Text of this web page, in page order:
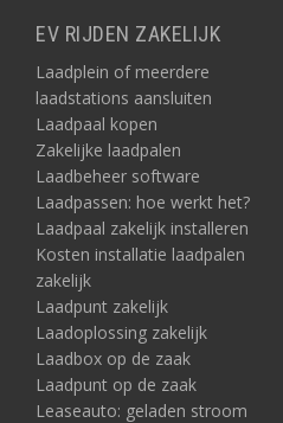
EV RIJDEN ZAKELIJK
Laadplein of meerdere
laadstations aansluiten
Laadpaal kopen
Zakelijke laadpalen
Laadbeheer software
Laadpassen: hoe werkt het?
Laadpaal zakelijk installeren
Kosten installatie laadpalen
zakelijk
Laadpunt zakelijk
Laadoplossing zakelijk
Laadbox op de zaak
Laadpunt op de zaak
Leaseauto: geladen stroom